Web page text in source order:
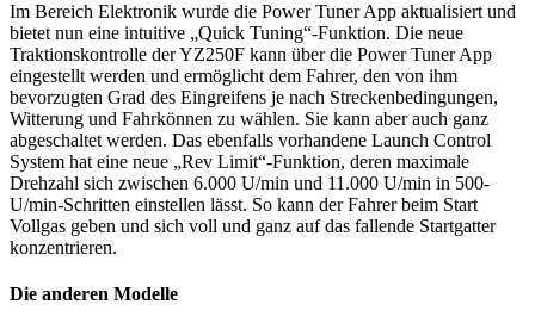
Im Bereich Elektronik wurde die Power Tuner App aktualisiert und
bietet nun eine intuitive „Quick Tuning“-Funktion. Die neue
Traktionskontrolle der YZ250F kann über die Power Tuner App
eingestellt werden und ermöglicht dem Fahrer, den von ihm
bevorzugten Grad des Eingreifens je nach Streckenbedingungen,
Witterung und Fahrkönnen zu wählen. Sie kann aber auch ganz
abgeschaltet werden. Das ebenfalls vorhandene Launch Control
System hat eine neue „Rev Limit“-Funktion, deren maximale
Drehzahl sich zwischen 6.000 U/min und 11.000 U/min in 500-
U/min-Schritten einstellen lässt. So kann der Fahrer beim Start
Vollgas geben und sich voll und ganz auf das fallende Startgatter
konzentrieren.
Die anderen Modelle